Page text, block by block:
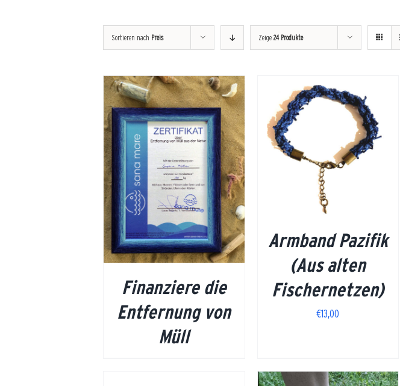
Sortieren nach Preis Zeige24 Produkte
Finanziere die
Entfernung von
Müll
Armband Pazifik
(Aus alten
Fischernetzen)
€13,00
DETAILS